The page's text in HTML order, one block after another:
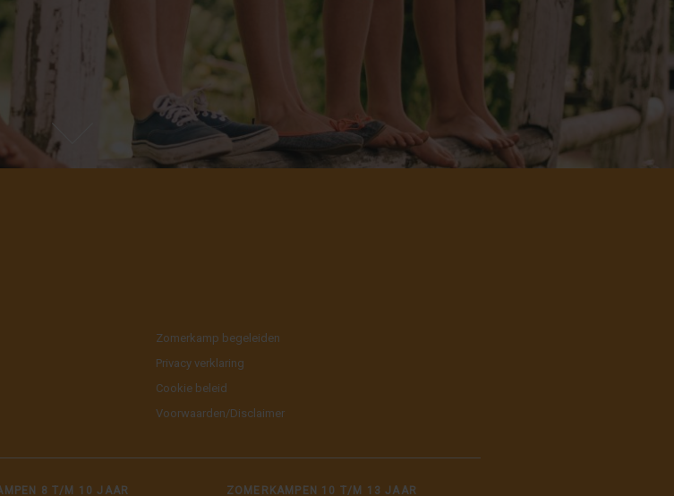
Zomerkamp begeleiden
Privacy verklaring
Cookie beleid
Voorwaarden/Disclaimer
8 T/M 10 JAAR ZOMERKAMPEN 10 T/M 13 JAAR